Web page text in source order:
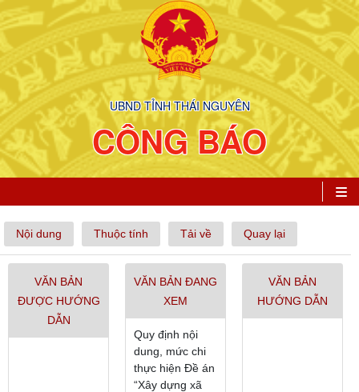
UBND TỈNH THÁI NGUYÊN
CÔNG BÁO
Nội dung Thuộc tính Tải về Quay lại
VĂN BẢN
ĐƯỢC HƯỚNG
DẪN
VĂN BẢN ĐANG
XEM
Quy định nội
dung, mức chi
thực hiện Đề án
“Xây dựng xã
VĂN BẢN
HƯỚNG DẪN